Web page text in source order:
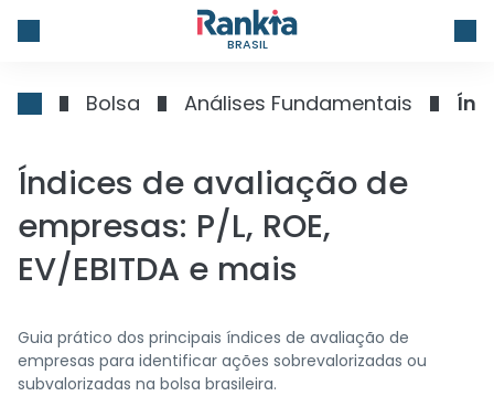
BRASIL
Bolsa Análises Fundamentais
Índices de avaliação de
empresas: P/L, ROE,
EV/EBITDA e mais
Guia prático dos principais índices de avaliação de
empresas para identificar ações sobrevalorizadas ou
subvalorizadas na bolsa brasileira.